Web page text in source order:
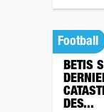
Football
BETIS
DES...